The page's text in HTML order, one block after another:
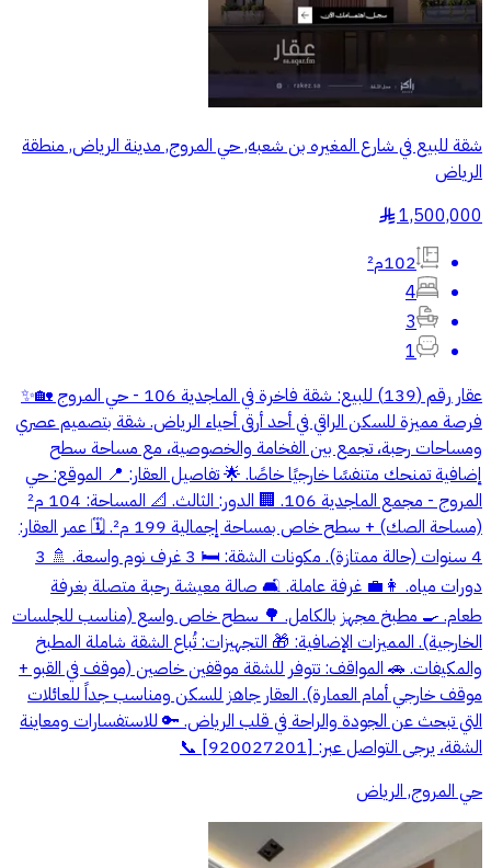
شقة للبيع في شارع المغيره بن شعبه, حي المروج, مدينة الرياض, منطقة
الرياض
1,500,000
§
102م²
4
3
1
عقار رقم (139) للبيع: شقة فاخرة في الماجدية 106 - حي المروج 🏡✨
فرصة مميزة للسكن الراقي في أحد أرقى أحياء الرياض. شقة بتصميم عصري
ومساحات رحبة، تجمع بين الفخامة والخصوصية، مع مساحة سطح
إضافية تمنحك متنفسًا خارجيًا خاصًا. 🌟 تفاصيل العقار: 📍 الموقع: حي
المروج - مجمع الماجدية 106. 🏢 الدور: الثالث. 📐 المساحة: 104 م²
(مساحة الصك) + سطح خاص بمساحة إجمالية 199 م². 🗓️ عمر العقار:
4 سنوات (حالة ممتازة). مكونات الشقة: 🛏️ 3 غرف نوم واسعة. 🚿 3
دورات مياه. 👩‍💼 غرفة عاملة. 🛋️ صالة معيشة رحبة متصلة بغرفة
طعام. 🍳 مطبخ مجهز بالكامل. 🌳 سطح خاص واسع (مناسب للجلسات
الخارجية). المميزات الإضافية: 🎁 التجهيزات: تُباع الشقة شاملة المطبخ
والمكيفات. 🚗 المواقف: تتوفر للشقة موقفين خاصين (موقف في القبو +
موقف خارجي أمام العمارة). العقار جاهز للسكن ومناسب جداً للعائلات
التي تبحث عن الجودة والراحة في قلب الرياض. 🔑 للاستفسارات ومعاينة
الشقة، يرجى التواصل عبر: [920027201] 📞
حي المروج, الرياض